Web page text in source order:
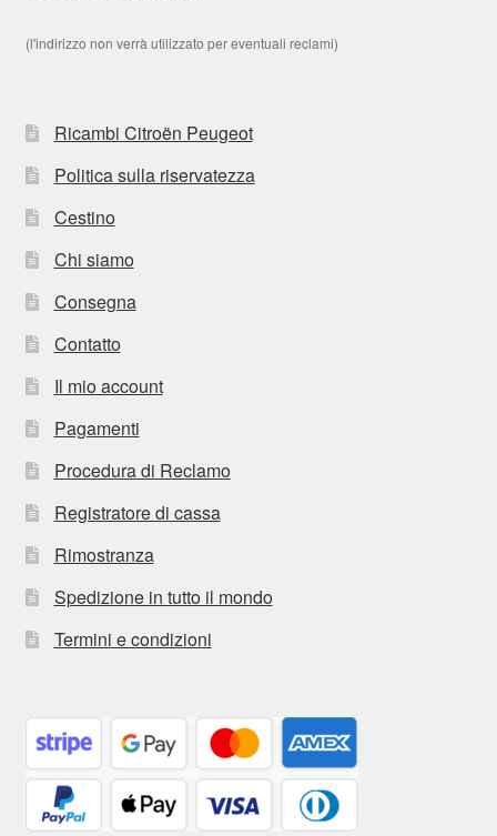
(l'indirizzo non verrà utilizzato per eventuali reclami)
Ricambi Citroën Peugeot
Politica sulla riservatezza
Cestino
Chi siamo
Consegna
Contatto
Il mio account
Pagamenti
Procedura di Reclamo
Registratore di cassa
Rimostranza
Spedizione in tutto il mondo
Termini e condizioni